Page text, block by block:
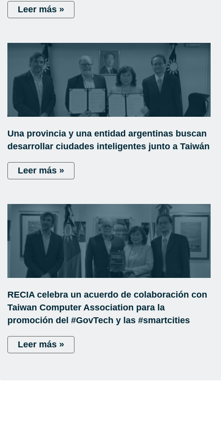
Leer más »
Una provincia y una entidad argentinas buscan
desarrollar ciudades inteligentes junto a Taiwán
Leer más »
RECIA celebra un acuerdo de colaboración con
Taiwan Computer Association para la
promoción del #GovTech y las #smartcities
Leer más »